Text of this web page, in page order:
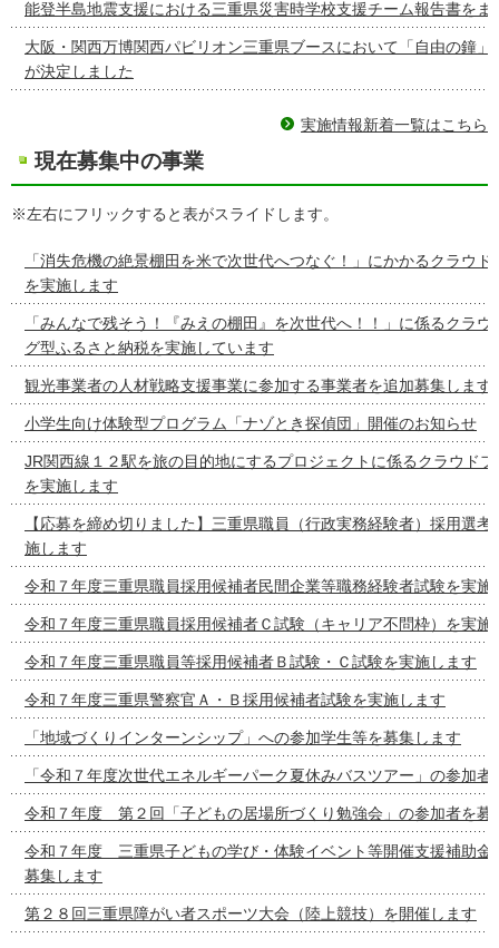
能登半島地震支援における三重県災害時学校支援チーム報告書をま
大阪・関西万博関西パビリオン三重県ブースにおいて「自由の鐘」
が決定しました
実施情報新着一覧はこちら
現在募集中の事業
※左右にフリックすると表がスライドします。
「消失危機の絶景棚田を米で次世代へつなぐ！」にかかるクラウ
を実施します
「みんなで残そう！『みえの棚田』を次世代へ！！」に係るクラ
グ型ふるさと納税を実施しています
観光事業者の人材戦略支援事業に参加する事業者を追加募集します
小学生向け体験型プログラム「ナゾとき探偵団」開催のお知らせ
JR関西線１２駅を旅の目的地にするプロジェクトに係るクラウド
を実施します
【応募を締め切りました】三重県職員（行政実務経験者）採用選
施します
令和７年度三重県職員採用候補者民間企業等職務経験者試験を実施
令和７年度三重県職員採用候補者Ｃ試験（キャリア不問枠）を実施
令和７年度三重県職員等採用候補者Ｂ試験・Ｃ試験を実施します
令和７年度三重県警察官Ａ・Ｂ採用候補者試験を実施します
「地域づくりインターンシップ」への参加学生等を募集します
「令和７年度次世代エネルギーパーク夏休みバスツアー」の参加者
令和７年度 第２回「子どもの居場所づくり勉強会」の参加者を募
令和７年度 三重県子どもの学び・体験イベント等開催支援補助金
募集します
第２８回三重県障がい者スポーツ大会（陸上競技）を開催します